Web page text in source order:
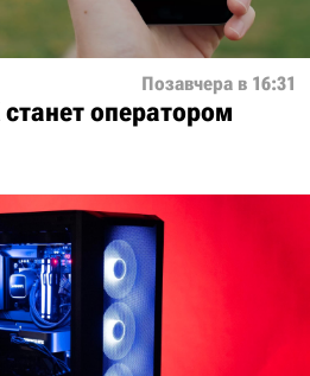
Позавчера в 16:31
оператором